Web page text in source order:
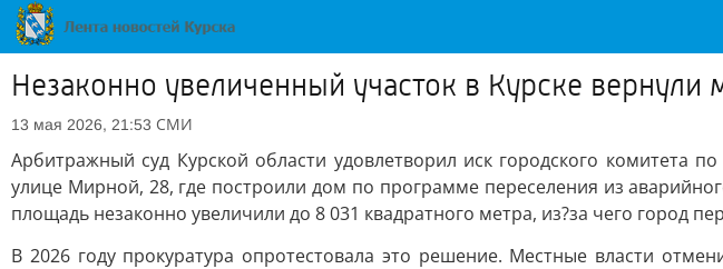
Незаконно увеличенный участок в Курске вернули
13 мая 2026, 21:53 СМИ
Арбитражный суд Курской области удовлетворил иск городского
улице Мирной, 28, где построили дом по программе переселения из
площадь незаконно увеличили до 8 031 квадратного метра, из?за чего город
В 2026 году прокуратура опротестовала это решение. Местные власти